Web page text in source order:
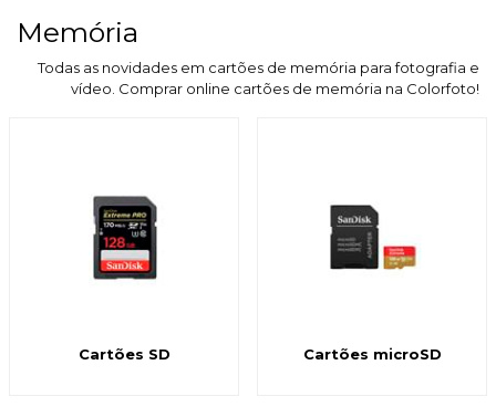
Memória
Todas as novidades em cartões de memória para fotografia e
vídeo. Comprar online cartões de memória na Colorfoto!
Cartões SD Cartões microSD